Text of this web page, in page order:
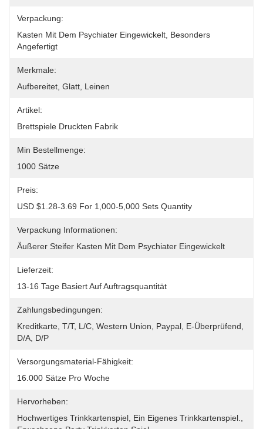
Verpackung:
Kasten Mit Dem Psychiater Eingewickelt, Besonders
Angefertigt
Merkmale:
Aufbereitet, Glatt, Leinen
Artikel:
Brettspiele Druckten Fabrik
Min Bestellmenge:
1000 Sätze
Preis:
USD $1.28-3.69 For 1,000-5,000 Sets Quantity
Verpackung Informationen:
Äußerer Steifer Kasten Mit Dem Psychiater Eingewickelt
Lieferzeit:
13-16 Tage Basiert Auf Auftragsquantität
Zahlungsbedingungen:
Kreditkarte, T/T, L/C, Western Union, Paypal, E-Überprüfend,
D/A, D/P
Versorgungsmaterial-Fähigkeit:
16.000 Sätze Pro Woche
Hervorheben:
Hochwertiges Trinkkartenspiel Ein Eigenes Trinkkartenspiel.